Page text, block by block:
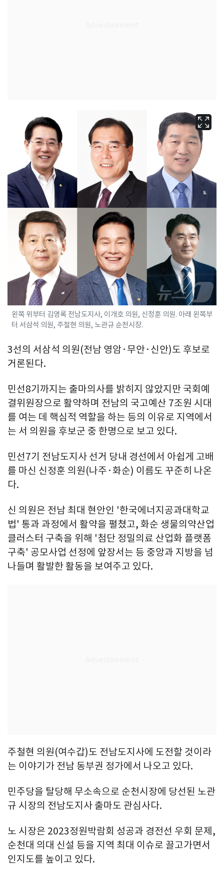
왼쪽 위부터 김영록 전남도지사, 이개호 의원, 신정훈 의원. 아래 왼쪽부
터 서삼석 의원, 주철현 의원, 노관규 순천시장.
3선의 서삼석 의원(전남 영암·무안·신안)도 후보로
거론된다.
민선8기까지는 출마의사를 밝히지 않았지만 국회예
결위원장으로 활약하며 전남의 국고예산 7조원 시대
를 여는 데 핵심적 역할을 하는 등의 이유로 지역에서
는 서 의원을 후보군 중 한명으로 보고 있다.
민선7기 전남도지사 선거 당내 경선에서 아쉽게 고배
를 마신 신정훈 의원(나주·화순) 이름도 꾸준히 나온
다.
신 의원은 전남 최대 현안인 '한국에너지공과대학교
법' 통과 과정에서 활약을 펼쳤고, 화순 생물의약산업
클러스터 구축을 위해 '첨단 정밀의료 산업화 플랫폼
구축' 공모사업 선정에 앞장서는 등 중앙과 지방을 넘
나들며 활발한 활동을 보여주고 있다.
주철현 의원(여수갑)도 전남도지사에 도전할 것이라
는 이야기가 전남 동부권 정가에서 나오고 있다.
민주당을 탈당해 무소속으로 순천시장에 당선된 노관
규 시장의 전남도지사 출마도 관심사다.
노 시장은 2023정원박람회 성공과 경전선 우회 문제,
순천대 의대 신설 등을 지역 최대 이슈로 끌고가면서
인지도를 높이고 있다.